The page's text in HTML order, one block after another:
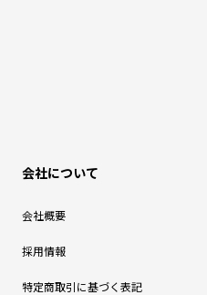
会社について
会社概要
採用情報
特定商取引に基づく表記